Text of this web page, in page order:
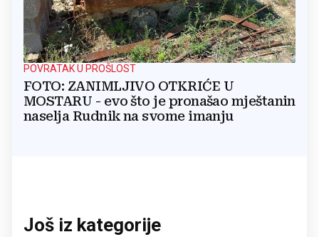
POVRATAK U PROŠLOST
FOTO: ZANIMLJIVO OTKRIĆE U
MOSTARU - evo što je pronašao mještanin
naselja Rudnik na svome imanju
Još iz kategorije